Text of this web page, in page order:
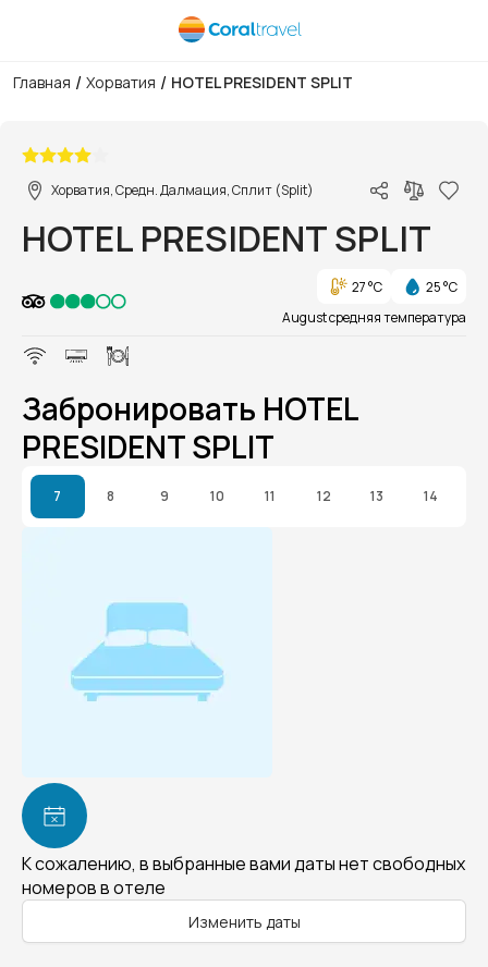
Главная / Хорватия / HOTEL PRESIDENT SPLIT
Хорватия, Средн. Далмация, Сплит (Split)
HOTEL PRESIDENT SPLIT
27 °C
25 °C
August средняя температура
Забронировать HOTEL
PRESIDENT SPLIT
7 8 9 10 11 12 13 14
К сожалению, в выбранные вами даты нет свободных
номеров в отеле
Изменить даты